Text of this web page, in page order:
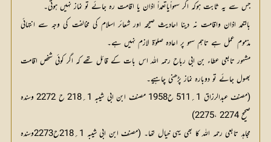
جس سے یہ ثابت ہوکہ اگر سہواًیاتعمداً اذان یا اقامت رہ جائے تو نماز نہیں ہوتی۔
بالتعمد اذان واقامت نہ دینا احادیث صحیحہ اور شعائر اسلام کی مخالفت کی وجہ سے انتہائی
مذموم عمل ہے تاہم سہو پر اعادہ صلوٰۃ لازم نہیں ہے۔
مشہور تابعی عطاء بن ابی رباح رحمہ اللہ اس بات کے قائل تھے کہ اگر کوئی شخص اقامت
بھول جائے تو دوبارہ نماز پڑھنی چاہیے۔
(مصنف عبدالرزاق 1؍511 ح1958 مصنف ابن ابی شیبہ 1؍218 ح 2272 وسندہ
صحیح 2274 ،2275)
مجاہد تابعی رحمہ اللہ کا بھی یہی خیال تھا۔ (مصنف ابن ابی شیبہ 1؍218ح2273وسندہ